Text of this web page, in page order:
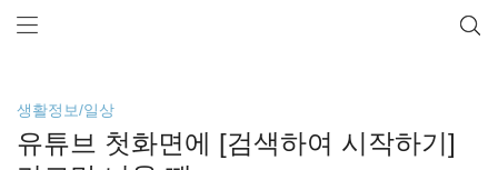
생활정보/일상
유튜브 첫화면에 [검색하여 시작하기]